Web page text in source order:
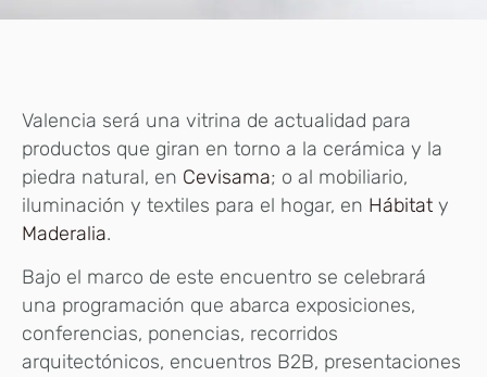
Valencia será una vitrina de actualidad para
productos que giran en torno a la cerámica y la
piedra natural, en Cevisama; o al mobiliario,
iluminación y textiles para el hogar, en Hábitat y
Maderalia.
Bajo el marco de este encuentro se celebrará
una programación que abarca exposiciones,
conferencias, ponencias, recorridos
arquitectónicos, encuentros B2B, presentaciones